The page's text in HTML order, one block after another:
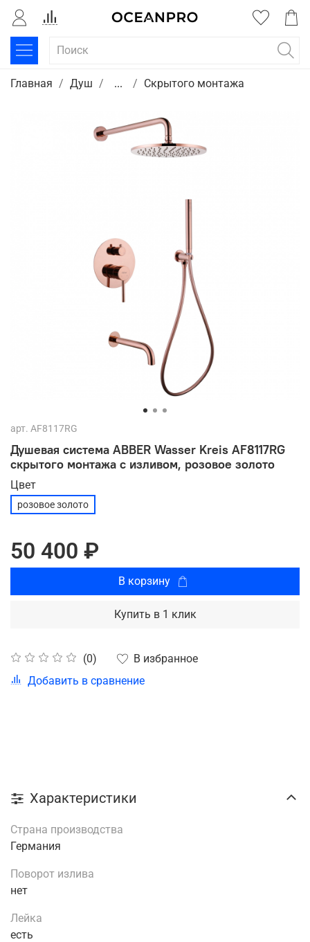
Главная Душ ... Скрытого монтажа
арт. AF8117RG
Душевая система ABBER Wasser Kreis AF8117RG
скрытого монтажа с изливом, розовое золото
(0)
В избранное
Добавить в сравнение
Цвет
розовое золото
50 400 ₽
В корзину
Купить в 1 клик
Характеристики
Страна производства
Германия
Поворот излива
нет
Лейка
есть